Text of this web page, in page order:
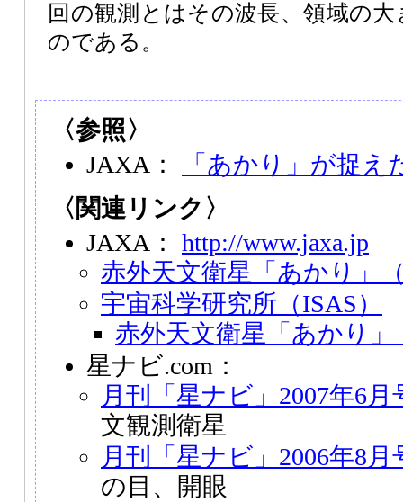
回の観測とはその波長、領域の
のである。
〈参照〉
JAXA：
「あかり」が捉
〈関連リンク〉
JAXA： http://www.jaxa.jp
赤外天文衛星「あかり」
宇宙科学研究所（ISAS）
赤外天文衛星「あかり」
星ナビ.com：
月刊「星ナビ」2007年6月
文観測衛星
月刊「星ナビ」2006年8月
の目、開眼